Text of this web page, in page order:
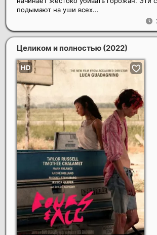
подымают на уши всех...
Целиком и полностью (2022)